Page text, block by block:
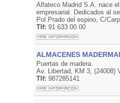
Alfateco Madrid S.A. nace
empresarial. Dedicados al
Pol.Prado del espino, C/
Tlf:91 633 00 00
ALMACENES
Puertas de madera.
Av. Libertad, KM 3, (24008)
Tlf:987285141